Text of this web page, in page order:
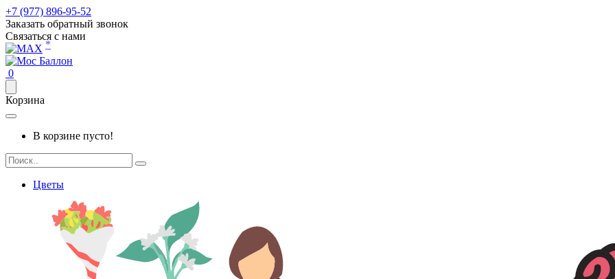
+7 (977) 896-95-52
Заказать обратный звонок
Связаться с нами
*
0
Корзина
В корзине пусто!
Цветы